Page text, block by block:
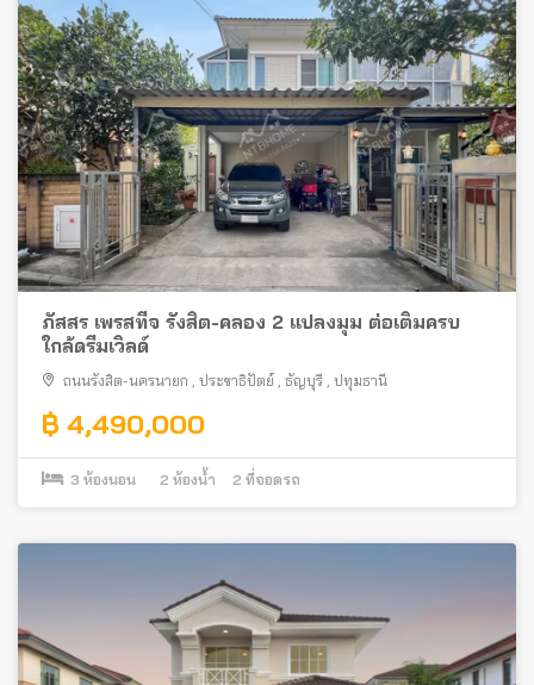
ภัสสร เพรสทีจ รังสิต-คลอง 2 แปลงมุม ต่อเติมครบ
ใกล้ดรีมเวิลด์
ถนนรังสิต-นครนายก , ประชาธิปัตย์ , ธัญบุรี , ปทุมธานี
฿ 4,490,000
3 ห้องนอน 2 ห้องน้ำ 2 ที่จอดรถ